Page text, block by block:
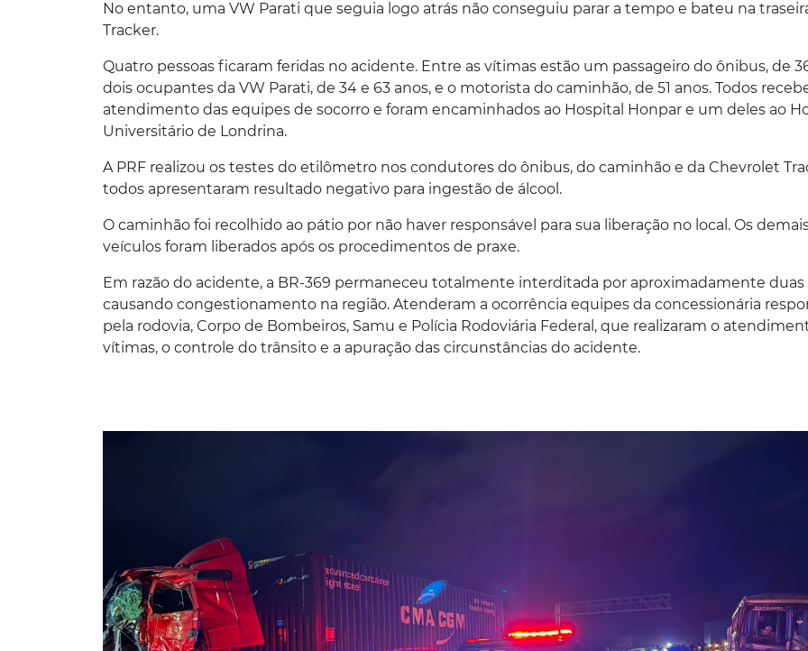
No entanto, uma VW Parati que seguia logo atrás não conseguiu parar a tempo e bateu na
Tracker.
Quatro pessoas ficaram feridas no acidente. Entre as vítimas estão um passageiro do ônibus, de
dois ocupantes da VW Parati, de 34 e 63 anos, e o motorista do caminhão, de 51 anos. Todos
atendimento das equipes de socorro e foram encaminhados ao Hospital Honpar e um deles ao
Universitário de Londrina.
A PRF realizou os testes do etilômetro nos condutores do ônibus, do caminhão e da Chevrolet
todos apresentaram resultado negativo para ingestão de álcool.
O caminhão foi recolhido ao pátio por não haver responsável para sua liberação no local. Os
veículos foram liberados após os procedimentos de praxe.
Em razão do acidente, a BR-369 permaneceu totalmente interditada por aproximadamente duas
causando congestionamento na região. Atenderam a ocorrência equipes da concessionária
pela rodovia, Corpo de Bombeiros, Samu e Polícia Rodoviária Federal, que realizaram o
vítimas, o controle do trânsito e a apuração das circunstâncias do acidente.